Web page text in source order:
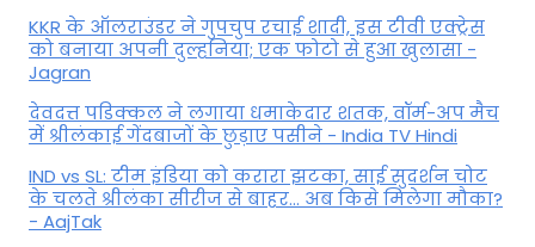
KKR के ऑलराउंडर ने गुपचुप रचाई शादी, इस टीवी एक्ट्रेस
को बनाया अपनी दुल्हनिया; एक फोटो से हुआ खुलासा -
Jagran
देवदत्त पडिक्कल ने लगाया धमाकेदार शतक, वॉर्म-अप मैच
में श्रीलंकाई गेंदबाजों के छुड़ाए पसीने - India TV Hindi
IND vs SL: टीम इंड‍िया को करारा झटका, साई सुदर्शन चोट
के चलते श्रीलंका सीरीज से बाहर... अब किसे म‍िलेगा मौका?
- AajTak